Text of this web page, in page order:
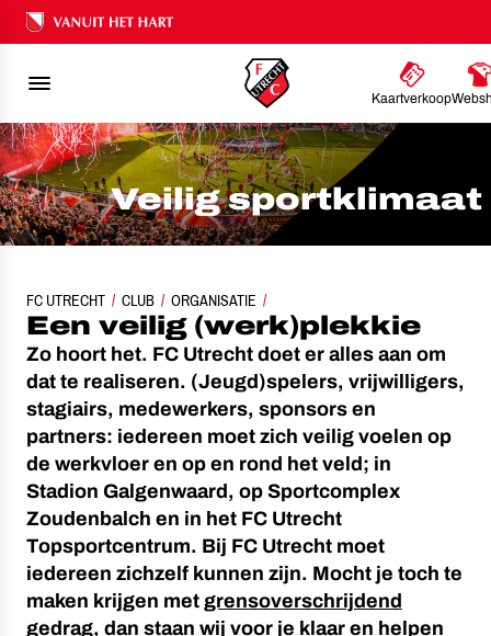
Ons nalatenschap
Kaartverkoop
Veilig sportklimaat
FC UTRECHT CLUB ORGANISATIE
VEILIG SPORTKLIMAAT
Een veilig (werk)plekkie
Zo hoort het. FC Utrecht doet er alles aan om
dat te realiseren. (Jeugd)spelers, vrijwilligers,
stagiairs, medewerkers, sponsors en
partners: iedereen moet zich veilig voelen op
de werkvloer en op en rond het veld; in
Stadion Galgenwaard, op Sportcomplex
Zoudenbalch en in het FC Utrecht
Topsportcentrum. Bij FC Utrecht moet
iedereen zichzelf kunnen zijn. Mocht je toch te
maken krijgen met grensoverschrijdend
gedrag, dan staan wij voor je klaar en helpen